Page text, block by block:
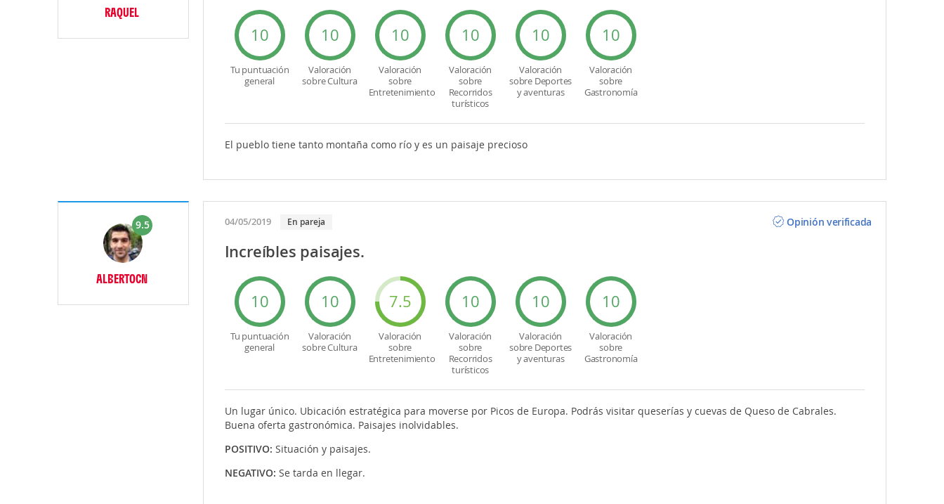
RAQUEL
10
Tu puntuación
general
10
Valoración
sobre Cultura
10
Valoración
sobre
Entretenimiento
10
Valoración
sobre
Recorridos
turísticos
10
Valoración
sobre Deportes
y aventuras
10
Valoración
sobre
Gastronomía
El pueblo tiene tanto montaña como río y es un paisaje precioso
9.5
ALBERTOCN
04/05/2019 En pareja Opinión verificada
Increíbles paisajes.
10
Tu puntuación
general
10
Valoración
sobre Cultura
7.5
Valoración
sobre
Entretenimiento
10
Valoración
sobre
Recorridos
turísticos
10
Valoración
sobre Deportes
y aventuras
10
Valoración
sobre
Gastronomía
Un lugar único. Ubicación estratégica para moverse por Picos de Europa. Podrás visitar queserías y cuevas de Queso de Cabrales.
Buena oferta gastronómica. Paisajes inolvidables.
POSITIVO: Situación y paisajes.
NEGATIVO: Se tarda en llegar.